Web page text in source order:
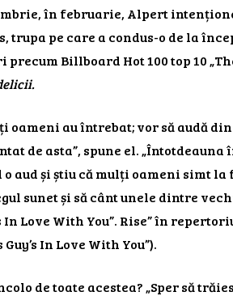
în februarie, Alpert
trupa pe care a condus-o de la
precum Billboard Hot 100 top 10
oameni au întrebat; vor să audă
de asta”, spune el.
o aud și știu că mulți oameni simt
sunet și să cânt unele dintre
In Love With You”. Rise” în
Guy’s In Love With You”).
de toate acestea? „Sper să